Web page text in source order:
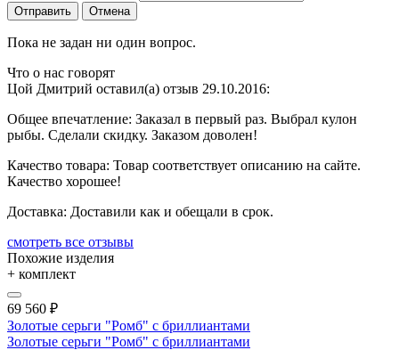
Отправить Отмена
Пока не задан ни один вопрос.
Что о нас говорят
Цой Дмитрий оставил(а) отзыв 29.10.2016:
Общее впечатление: Заказал в первый раз. Выбрал кулон
рыбы. Сделали скидку. Заказом доволен!
Качество товара: Товар соответствует описанию на сайте.
Качество хорошее!
Доставка: Доставили как и обещали в срок.
cмотреть все отзывы
Похожие изделия
+ комплект
69 560 ₽
Золотые серьги "Ромб" с бриллиантами
Золотые серьги "Ромб" с бриллиантами